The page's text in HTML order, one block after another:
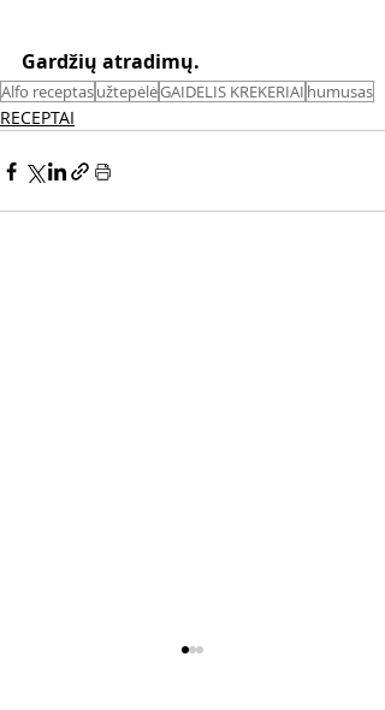
Gardžių atradimų.
Alfo receptasužtepėlėGAIDELIS KREKERIAI humusas
RECEPTAI